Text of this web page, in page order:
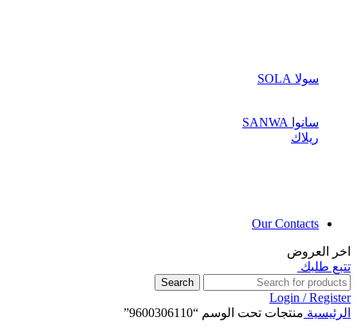
سولا SOLA
سانوا SANWA
ريلاك
Our Contacts
اخر العروض
تتبع طلبك
Search
Login / Register
الرئيسية منتجات تحت الوسم “9600306110”